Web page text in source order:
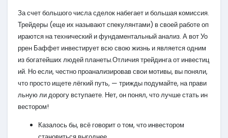
За счет большого числа сделок набегает и большая комиссия.
Трейдеры (еще их называют спекулянтами) в своей работе оп
ираются на технический и фундаментальный анализ. А вот Уо
ррен Баффет инвестирует всю свою жизнь и является одним
из богатейших людей планеты.Отличия трейдинга от инвестиц
ий. Но если, честно проанализировав свои мотивы, вы поняли,
что просто ищете лёгкий путь, — трижды подумайте, на прави
льную ли дорогу вступаете. Нет, он понял, что лучше стать ин
вестором!
Казалось бы, всё говорит о том, что инвестором